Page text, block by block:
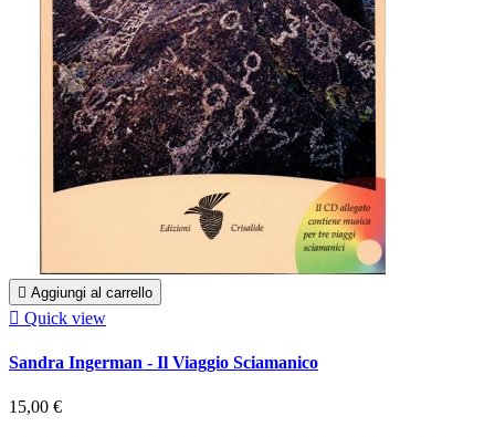
 Aggiungi al carrello
 Quick view
Sandra Ingerman - Il Viaggio Sciamanico
15,00 €